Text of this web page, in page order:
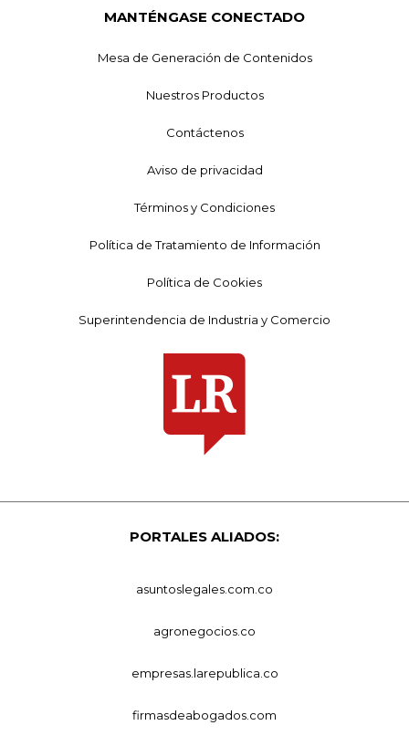
MANTÉNGASE CONECTADO
Mesa de Generación de Contenidos
Nuestros Productos
Contáctenos
Aviso de privacidad
Términos y Condiciones
Política de Tratamiento de Información
Política de Cookies
Superintendencia de Industria y Comercio
PORTALES ALIADOS:
asuntoslegales.com.co
agronegocios.co
empresas.larepublica.co
firmasdeabogados.com